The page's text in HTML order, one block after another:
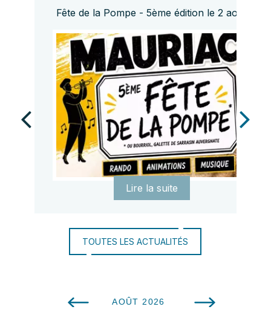
Fête de la Pompe - 5ème édition le 2 août
TOUTES LES ACTUALITÉS
AOÛT 2026